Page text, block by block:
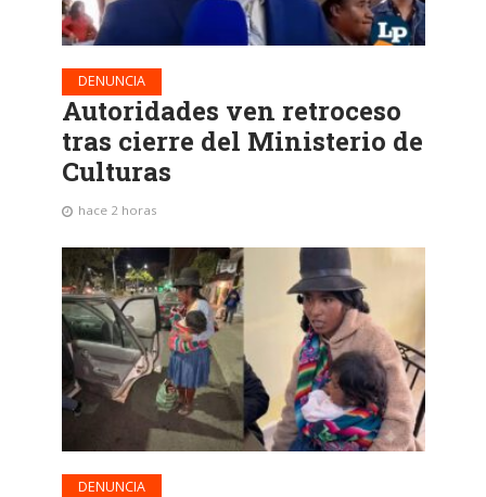
DENUNCIA
Autoridades ven retroceso
tras cierre del Ministerio de
Culturas
hace 2 horas
DENUNCIA